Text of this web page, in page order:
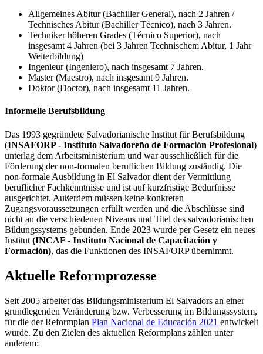
Allgemeines Abitur (Bachiller General), nach 2 Jahren /
Technisches Abitur (Bachiller Técnico), nach 3 Jahren.
Techniker höheren Grades (Técnico Superior), nach
insgesamt 4 Jahren (bei 3 Jahren Technischem Abitur, 1 Jahr
Weiterbildung)
Ingenieur (Ingeniero), nach insgesamt 7 Jahren.
Master (Maestro), nach insgesamt 9 Jahren.
Doktor (Doctor), nach insgesamt 11 Jahren.
Informelle Berufsbildung
Das 1993 gegründete Salvadorianische Institut für Berufsbildung
(INSAFORP - Instituto Salvadoreño de Formación Profesional)
unterlag dem Arbeitsministerium und war ausschließlich für die
Förderung der non-formalen beruflichen Bildung zuständig. Die
non-formale Ausbildung in El Salvador dient der Vermittlung
beruflicher Fachkenntnisse und ist auf kurzfristige Bedürfnisse
ausgerichtet. Außerdem müssen keine konkreten
Zugangsvoraussetzungen erfüllt werden und die Abschlüsse sind
nicht an die verschiedenen Niveaus und Titel des salvadorianischen
Bildungssystems gebunden. Ende 2023 wurde per Gesetz ein neues
Institut (INCAF - Instituto Nacional de Capacitación y
Formación), das die Funktionen des INSAFORP übernimmt.
Aktuelle Reformprozesse
Seit 2005 arbeitet das Bildungsministerium El Salvadors an einer
grundlegenden Veränderung bzw. Verbesserung im Bildungssystem,
für die der Reformplan Plan Nacional de Educación 2021 entwickelt
wurde. Zu den Zielen des aktuellen Reformplans zählen unter
anderem: